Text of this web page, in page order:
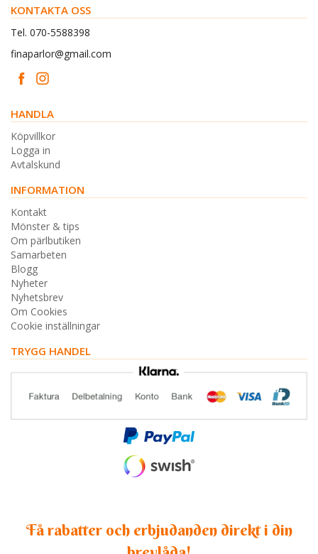
KONTAKTA OSS
Tel. 070-5588398
finaparlor@gmail.com
HANDLA
Köpvillkor
Logga in
Avtalskund
INFORMATION
Kontakt
Mönster & tips
Om pärlbutiken
Samarbeten
Blogg
Nyheter
Nyhetsbrev
Om Cookies
Cookie inställningar
TRYGG HANDEL
Få rabatter och erbjudanden direkt i din